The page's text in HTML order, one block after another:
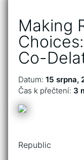
Making
Co-
Datum: 15 srpna,
Čas k přečtení: 3
Republic